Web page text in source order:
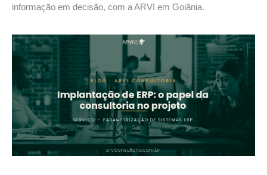
informação em decisão, com a ARVI em Goiânia.